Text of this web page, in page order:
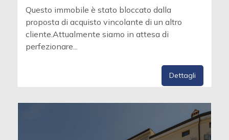
Questo immobile è stato bloccato dalla
proposta di acquisto vincolante di un altro
cliente.Attualmente siamo in attesa di
perfezionare...
Dettagli